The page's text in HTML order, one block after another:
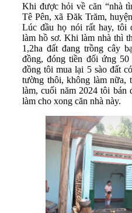
Khi được hỏi về căn “nhà
Tê Pên, xã Đăk Trăm,
Lúc đầu họ nói rất hay, tôi
làm hồ sơ. Khi làm nhà thì
1,2ha đất đang trồng cây
đồng, đóng tiền đối ứng
đồng tôi mua lại 5 sào đất
tường thôi, không làm nữa,
làm, cuối năm 2024 tôi bán
làm cho xong căn nhà này.